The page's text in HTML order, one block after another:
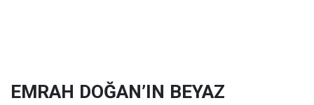
EMRAH DOĞAN’IN BEYAZ